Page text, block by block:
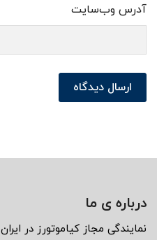
آدرس وب‌سایت
ارسال دیدگاه
درباره ی ما
نمايندگى مجاز كياموتورز در ايران